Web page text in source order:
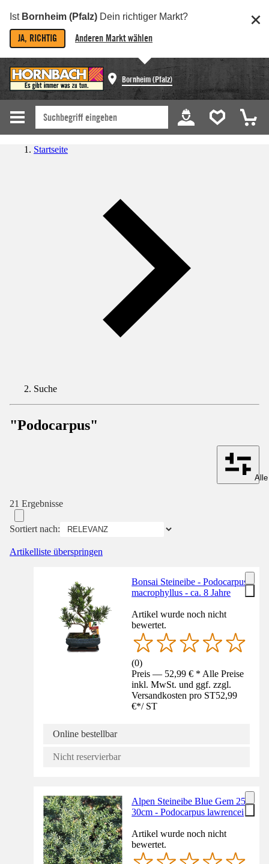
Ist Bornheim (Pfalz) Dein richtiger Markt?
JA, RICHTIG Anderen Markt wählen
Bornheim (Pfalz)
Startseite
Suche
"Podocarpus"
21 Ergebnisse
Sortiert nach:
Artikelliste überspringen
Bonsai Steineibe - Podocarpus
macrophyllus - ca. 8 Jahre
Artikel wurde noch nicht
bewertet.
(0)
Preis — 52,99 € * Alle Preise
inkl. MwSt. und ggf. zzgl.
Versandkosten pro ST52,99
€*/ ST
Online bestellbar
Nicht reservierbar
Alpen Steineibe Blue Gem 25-
30cm - Podocarpus lawrencei
Artikel wurde noch nicht
bewertet.